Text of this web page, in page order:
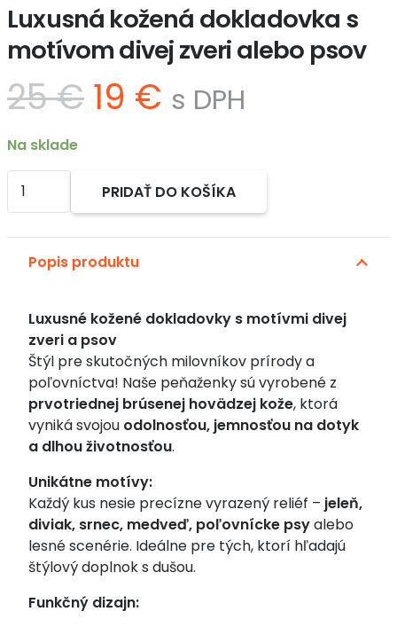
Luxusná kožená dokladovka s
motívom divej zveri alebo psov
25€ Pôvodná
cena
19 € Aktuálna
cena
s DPH
Na sklade
množstvo
Luxusná
dokladovka
zveri
alebo
psov
PRIDAŤ DO KOŠÍKA
Alternative:
Popis produktu
Luxusné kožené dokladovky s motívmi divej
zveri a psov
Štýl pre skutočných milovníkov prírody a
poľovníctva! Naše peňaženky sú vyrobené z
prvotriednej brúsenej hovädzej kože, ktorá
vyniká svojou odolnosťou, jemnosťou na dotyk
a dlhou životnosťou.
Unikátne motívy:
Každý kus nesie precízne vyrazený reliéf – jeleň,
diviak, srnec, medveď, poľovnícke psyalebo
lesné scenérie. Ideálne pre tých, ktorí hľadajú
štýlový doplnok s dušou.
Funkčný dizajn: